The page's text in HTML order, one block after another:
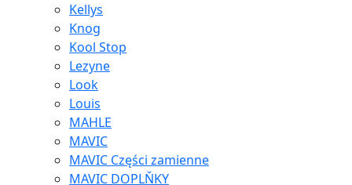
Kellys
Knog
Kool Stop
Lezyne
Look
Louis
MAHLE
MAVIC
MAVIC Części zamienne
MAVIC DOPLŇKY